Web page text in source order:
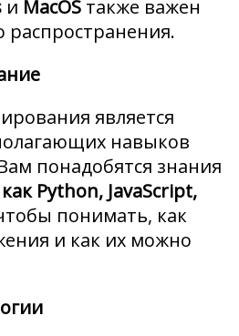
и MacOS также важен
распространения.
является
навыков
понадобятся знания
Python, JavaScript,
понимать, как
и как их можно